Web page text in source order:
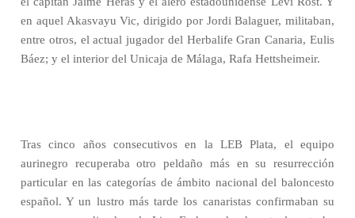
en aquel Akasvayu Vic, dirigido por Jordi Balaguer, militaban,
entre otros, el actual jugador del Herbalife Gran Canaria, Eulis
Báez; y el interior del Unicaja de Málaga, Rafa Hettsheimeir.
Tras cinco años consecutivos en la LEB Plata, el equipo
aurinegro recuperaba otro peldaño más en su resurrección
particular en las categorías de ámbito nacional del baloncesto
español. Y un lustro más tarde los canaristas confirmaban su